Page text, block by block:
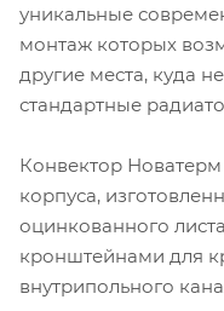
уникальные
монтаж которых
другие места, куда
стандартные
Конвектор Новатерм
корпуса,
оцинкованного
кронштейнами для
внутрипольного